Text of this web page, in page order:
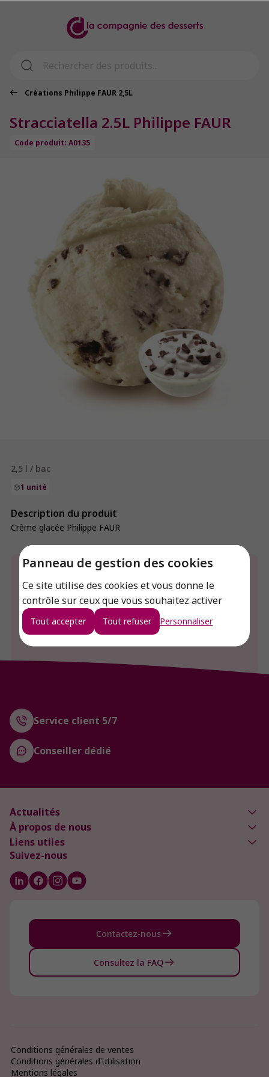
Panneau de gestion des cookies
Ce site utilise des cookies et vous donne le
contrôle sur ceux que vous souhaitez activer
Tout accepter Tout refuser Personnaliser
Créations Philippe FAUR 2,5L
Stracciatella 2.5L Philippe FAUR
Code produit: A0135
2,5 l / bac
1 unité
Description du produit
Crème glacée Philippe FAUR
Envie de connaitre le prix de ce produit ?
Connexion
Créer un compte
Service client 5/7
Conseiller dédié
Actualités
À propos de nous
Liens utiles
Suivez-nous
Contactez-nous
Consultez la FAQ
Conditions générales de ventes
Conditions générales d'utilisation
Mentions légales